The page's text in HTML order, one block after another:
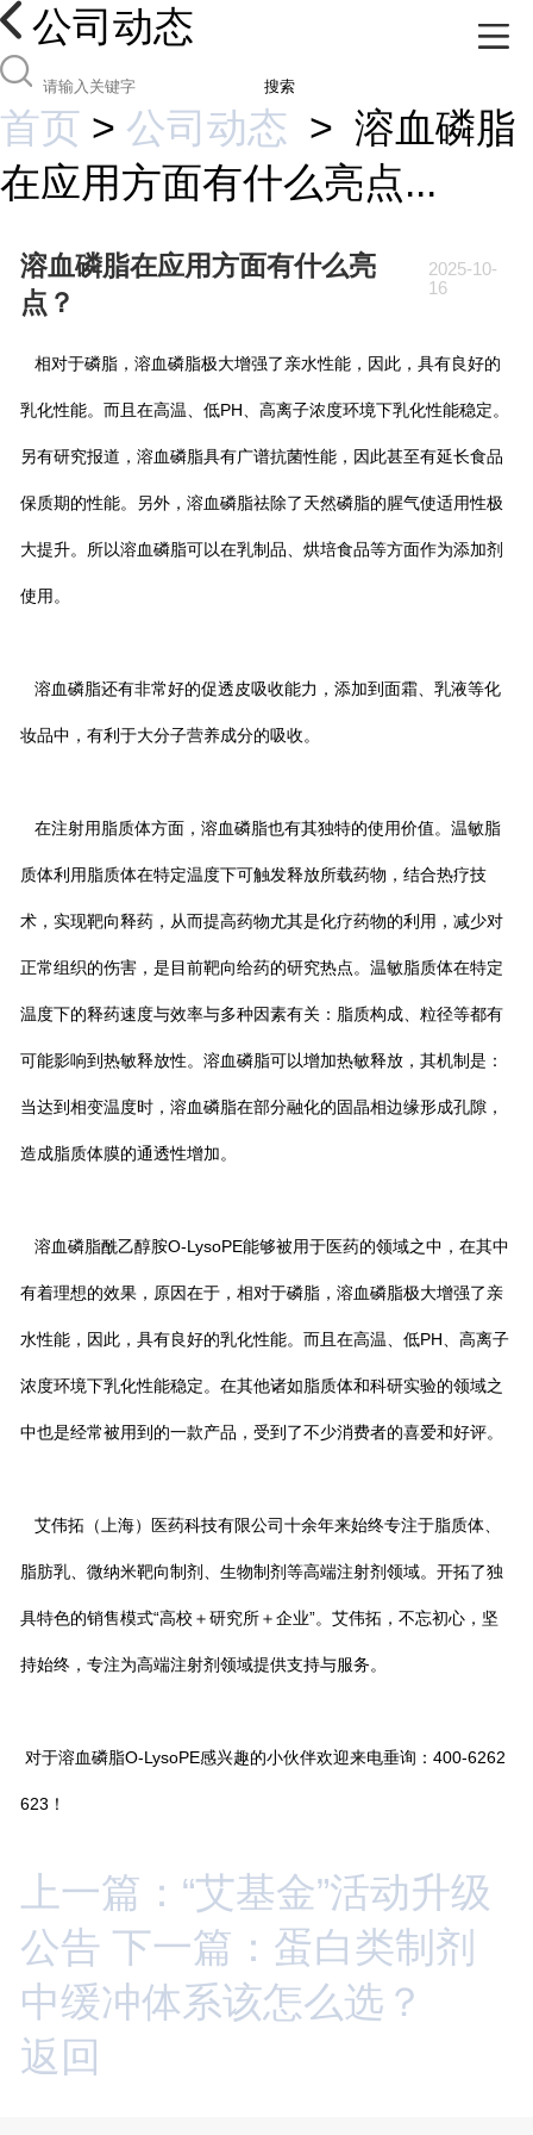
公司动态
搜索
首页 > 公司动态 > 溶血磷脂
在应用方面有什么亮点...
溶血磷脂在应用方面有什么亮
点？
2025-10-
16
相对于磷脂，溶血磷脂极大增强了亲水性能，因此，具有良好的
乳化性能。而且在高温、低PH、高离子浓度环境下乳化性能稳定。
另有研究报道，溶血磷脂具有广谱抗菌性能，因此甚至有延长食品
保质期的性能。另外，溶血磷脂祛除了天然磷脂的腥气使适用性极
大提升。所以溶血磷脂可以在乳制品、烘培食品等方面作为添加剂
使用。
溶血磷脂还有非常好的促透皮吸收能力，添加到面霜、乳液等化
妆品中，有利于大分子营养成分的吸收。
在注射用脂质体方面，溶血磷脂也有其独特的使用价值。温敏脂
质体利用脂质体在特定温度下可触发释放所载药物，结合热疗技
术，实现靶向释药，从而提高药物尤其是化疗药物的利用，减少对
正常组织的伤害，是目前靶向给药的研究热点。温敏脂质体在特定
温度下的释药速度与效率与多种因素有关：脂质构成、粒径等都有
可能影响到热敏释放性。溶血磷脂可以增加热敏释放，其机制是：
当达到相变温度时，溶血磷脂在部分融化的固晶相边缘形成孔隙，
造成脂质体膜的通透性增加。
溶血磷脂酰乙醇胺O-LysoPE能够被用于医药的领域之中，在其中
有着理想的效果，原因在于，相对于磷脂，溶血磷脂极大增强了亲
水性能，因此，具有良好的乳化性能。而且在高温、低PH、高离子
浓度环境下乳化性能稳定。在其他诸如脂质体和科研实验的领域之
中也是经常被用到的一款产品，受到了不少消费者的喜爱和好评。
艾伟拓（上海）医药科技有限公司十余年来始终专注于脂质体、
脂肪乳、微纳米靶向制剂、生物制剂等高端注射剂领域。开拓了独
具特色的销售模式“高校＋研究所＋企业”。艾伟拓，不忘初心，坚
持始终，专注为高端注射剂领域提供支持与服务。
对于溶血磷脂O-LysoPE感兴趣的小伙伴欢迎来电垂询：400-6262
623！
上一篇：“艾基金”活动升级
公告 下一篇：蛋白类制剂
中缓冲体系该怎么选？
返回